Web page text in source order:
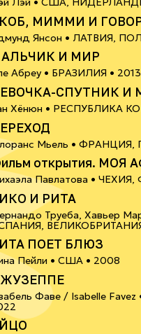
МИММИ И
Янсон • ЛАТВИЯ,
И МИР
Абреу • БРАЗИЛИЯ • 2013
СПУТНИК И
Хёнюн • РЕСПУБЛИКА
Мьель • ФРАНЦИЯ,
открытия. МОЯ
Павлатова • ЧЕХИЯ,
И РИТА
Труеба, Хавьер
ПОЕТ БЛЮЗ
Пейли • США • 2008
Фаве / Isabelle Favez